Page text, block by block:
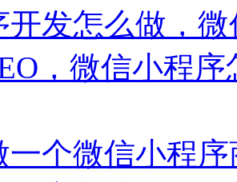
开发怎么做，
，微信小程
一个微信小程序